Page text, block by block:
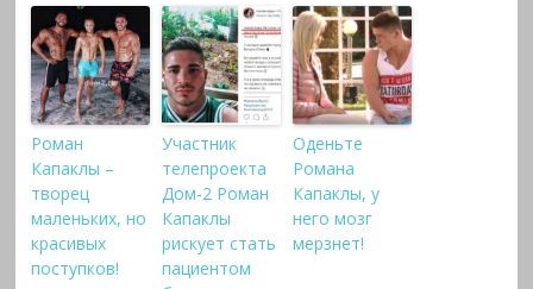
Роман
Капаклы –
творец
маленьких, но
красивых
поступков!
Участник
телепроекта
Дом-2 Роман
Капаклы
рискует стать
пациентом
Оденьте
Романа
Капаклы, у
него мозг
мерзнет!